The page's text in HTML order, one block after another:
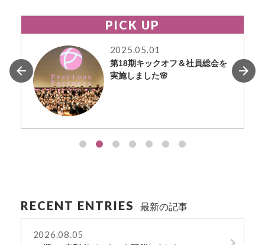
k
PICK UP
2025.05.01
第18期キックオフ＆社員総会を
実施しました🌸
RECENT ENTRIES 最新の記事
2026.08.05